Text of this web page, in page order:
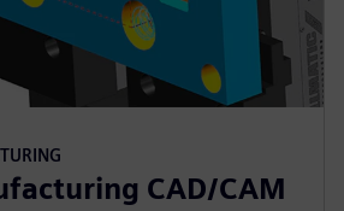
CAD/CAM